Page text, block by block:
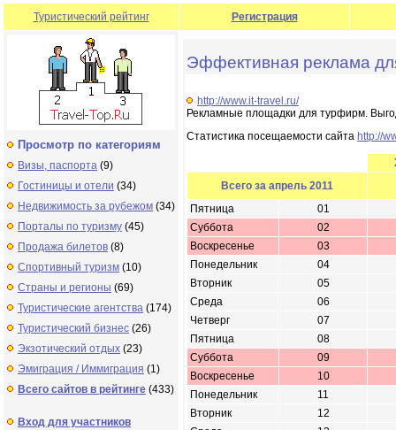
Туристический рейтинг Регистрация
Просмотр по категориям
Визы, паспорта (9)
Гостиницы и отели (34)
Недвижимость за рубежом (34)
Порталы по туризму (45)
Продажа билетов (8)
Спортивный туризм (10)
Страны и регионы (69)
Туристические агентства (174)
Туристический бизнес (26)
Экзотический отдых (23)
Эмиграция / Иммиграция (1)
Всего сайтов в рейтинге (433)
Вход для участников
Эффективная реклама
http://www.it-travel.ru/
Рекламные площадки для турфирм.
Статистика посещаемости сайта http://
Всего за апрель 2011
Пятница
01
Суббота
02
Воскресенье
03
Понедельник
04
Вторник
05
Среда
06
Четверг
07
Пятница
08
Суббота
09
Воскресенье
10
Понедельник
11
Вторник
12